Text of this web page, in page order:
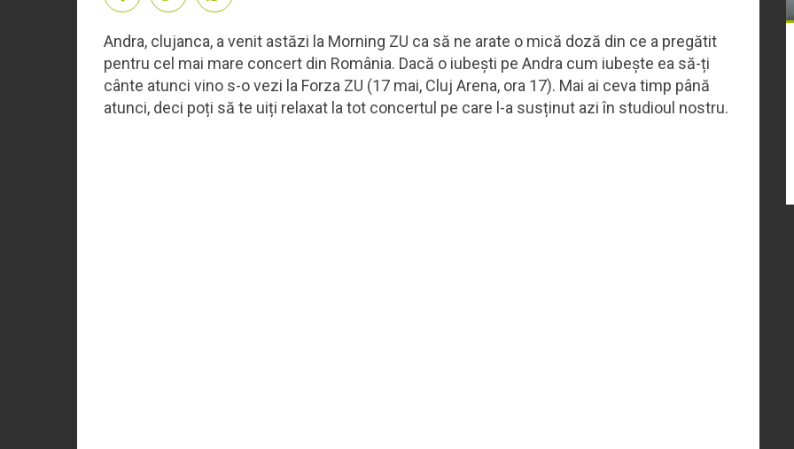
Andra, clujanca, a venit astăzi la Morning ZU ca să ne arate o mică doză din ce a pregătit
pentru cel mai mare concert din România. Dacă o iubești pe Andra cum iubește ea să-ți
cânte atunci vino s-o vezi la Forza ZU (17 mai, Cluj Arena, ora 17). Mai ai ceva timp până
atunci, deci poți să te uiți relaxat la tot concertul pe care l-a susținut azi în studioul nostru.